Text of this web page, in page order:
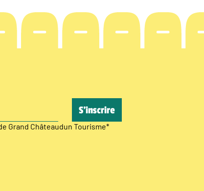
Grand Châteaudun Tourisme*